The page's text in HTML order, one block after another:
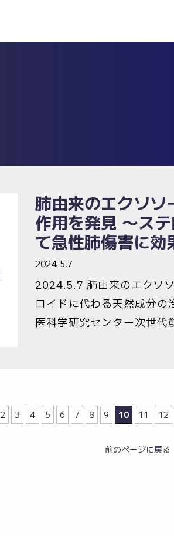
肺由来のエクソソ
作用を発見 〜ス
て急性肺傷害に効
2024.5.7
2024.5.7 肺由来のエクソ
ロイドに代わる天然成分
医科学研究センター次世
2 3 4 5 6 7 8 9 10 11 12
前のページに戻る